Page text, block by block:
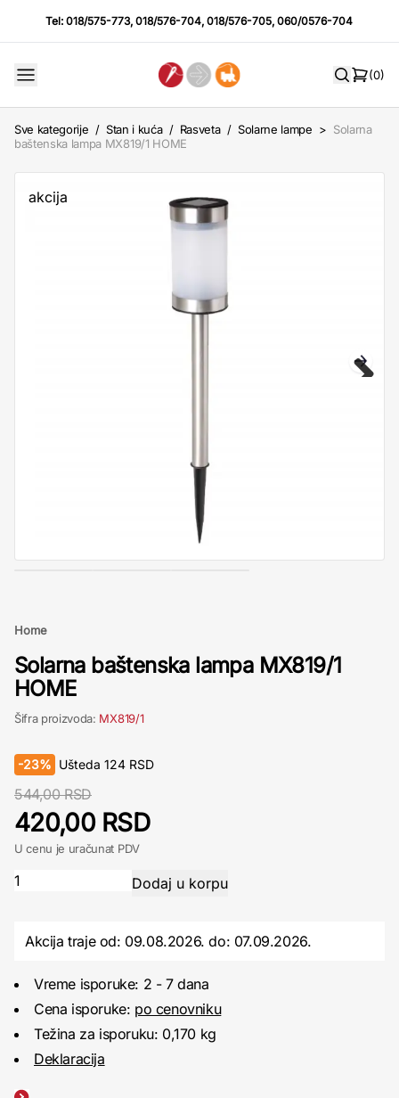
Tel:018/575-773,018/576-704,018/576-705,060/0576-704
(0)
Sve kategorije / Stan i kuća / Rasveta / Solarne lampe > Solarna
baštenska lampa MX819/1 HOME
akcija
Home
Solarna baštenska lampa MX819/1
HOME
Šifra proizvoda: MX819/1
-23% Ušteda 124 RSD
544,00 RSD
420,00 RSD
U cenu je uračunat PDV
Akcija traje od: 09.08.2026.do: 07.09.2026.
Vreme isporuke: 2 - 7 dana
Cena isporuke: po cenovniku
Težina za isporuku: 0,170 kg
Deklaracija